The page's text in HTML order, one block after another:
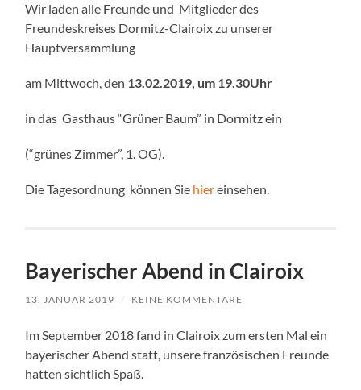
Wir laden alle Freunde und Mitglieder des
Freundeskreises Dormitz-Clairoix zu unserer
Hauptversammlung
am Mittwoch, den 13.02.2019, um 19.30Uhr
in das Gasthaus “Grüner Baum” in Dormitz ein
(“grünes Zimmer”, 1. OG).
Die Tagesordnung können Sie hiereinsehen.
Bayerischer Abend in Clairoix
13. JANUAR 2019 / KEINE KOMMENTARE
Im September 2018 fand in Clairoix zum ersten Mal ein
bayerischer Abend statt, unsere französischen Freunde
hatten sichtlich Spaß.